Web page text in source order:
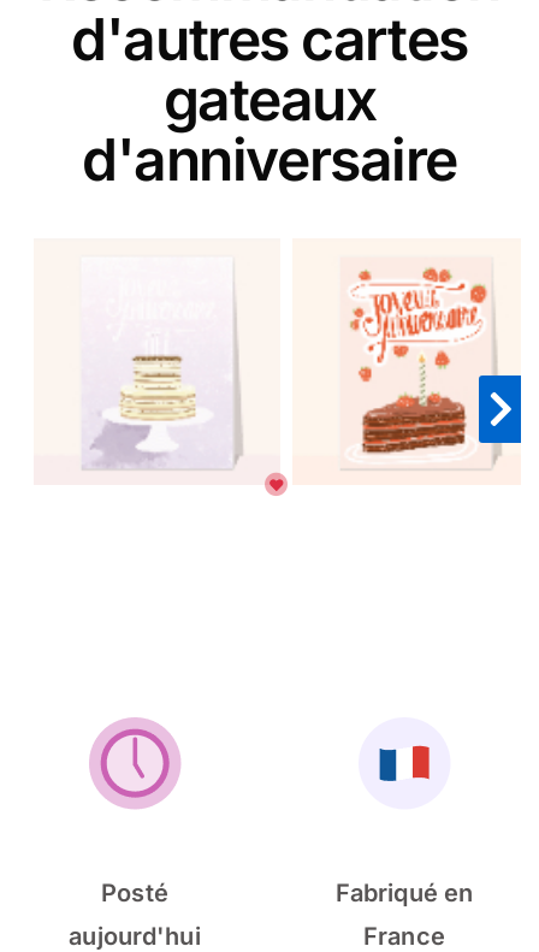
d'autres cartes
gateaux
d'anniversaire
Posté
aujourd'hui
Fabriqué en
France